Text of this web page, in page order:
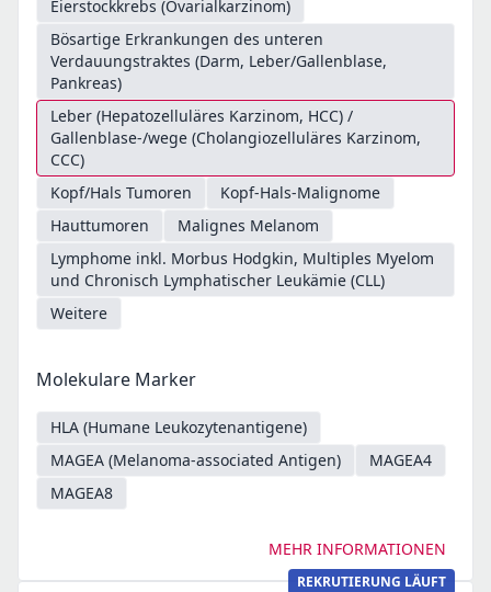
Eierstockkrebs (Ovarialkarzinom)
Bösartige Erkrankungen des unteren
Verdauungstraktes (Darm, Leber/Gallenblase,
Pankreas)
Leber (Hepatozelluläres Karzinom, HCC) /
Gallenblase-/wege (Cholangiozelluläres Karzinom,
CCC)
Kopf/Hals Tumoren
Kopf-Hals-Malignome
Hauttumoren
Malignes Melanom
Lymphome inkl. Morbus Hodgkin, Multiples Myelom
und Chronisch Lymphatischer Leukämie (CLL)
Weitere
Molekulare Marker
HLA (Humane Leukozytenantigene)
MAGEA (Melanoma-associated Antigen)
MAGEA4
MAGEA8
MEHR INFORMATIONEN
REKRUTIERUNG LÄUFT